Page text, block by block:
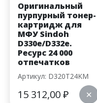
Оригинальный
пурпурный тонер-
картридж для
МФУ Sindoh
D330e/D332e.
Ресурс 24 000
отпечатков
Артикул: D320T24KM
15 312,00₽ ✕